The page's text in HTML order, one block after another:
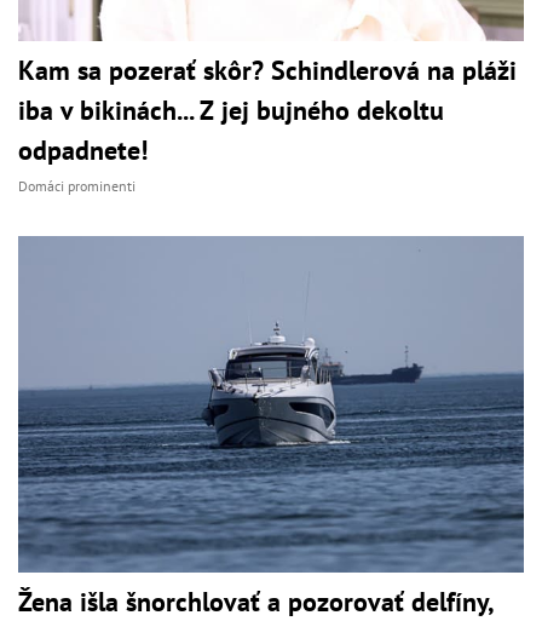
Kam sa pozerať skôr? Schindlerová na pláži
iba v bikinách... Z jej bujného dekoltu
odpadnete!
Domáci prominenti
Žena išla šnorchlovať a pozorovať delfíny,